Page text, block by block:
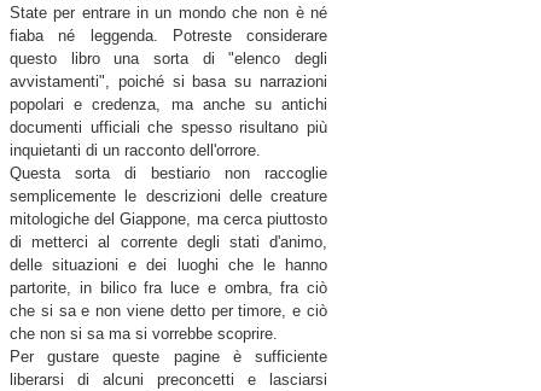
State per entrare in un mondo che non è né
fiaba né leggenda. Potreste considerare
questo libro una sorta di "elenco degli
avvistamenti", poiché si basa su narrazioni
popolari e credenza, ma anche su antichi
documenti ufficiali che spesso risultano più
inquietanti di un racconto dell'orrore.
Questa sorta di bestiario non raccoglie
semplicemente le descrizioni delle creature
mitologiche del Giappone, ma cerca piuttosto
di metterci al corrente degli stati d'animo,
delle situazioni e dei luoghi che le hanno
partorite, in bilico fra luce e ombra, fra ciò
che si sa e non viene detto per timore, e ciò
che non si sa ma si vorrebbe scoprire.
Per gustare queste pagine è sufficiente
liberarsi di alcuni preconcetti e lasciarsi